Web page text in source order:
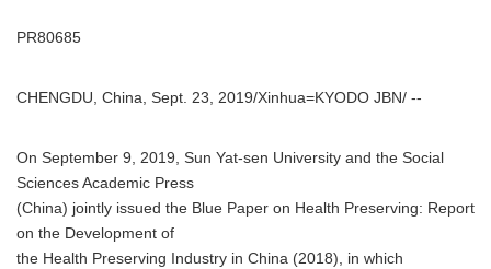
PR80685
CHENGDU, China, Sept. 23, 2019/Xinhua=KYODO JBN/ --
On September 9, 2019, Sun Yat-sen University and the Social
Sciences Academic Press
(China) jointly issued the Blue Paper on Health Preserving: Report
on the Development of
the Health Preserving Industry in China (2018), in which